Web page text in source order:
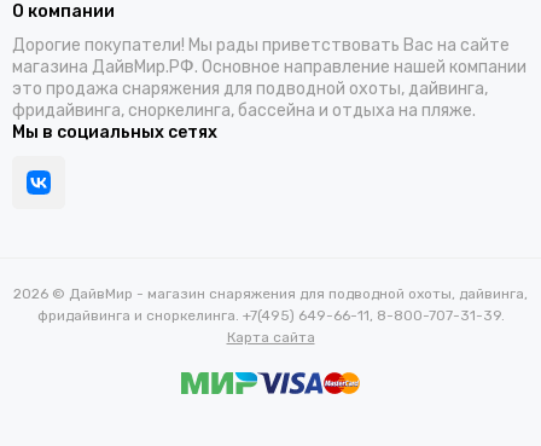
О компании
Дорогие покупатели! Мы рады приветствовать Вас на сайте
магазина ДайвМир.РФ. Основное направление нашей компании
это продажа снаряжения для подводной охоты, дайвинга,
фридайвинга, сноркелинга, бассейна и отдыха на пляже.
Мы в социальных сетях
2026 © ДайвМир - магазин снаряжения для подводной охоты, дайвинга,
фридайвинга и сноркелинга. +7(495) 649-66-11, 8-800-707-31-39.
Карта сайта